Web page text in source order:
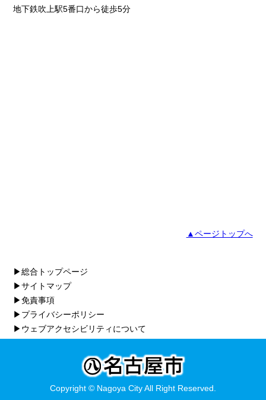
地下鉄吹上駅5番口から徒歩5分
▲ページトップへ
▶総合トップページ
▶サイトマップ
▶免責事項
▶プライバシーポリシー
▶ウェブアクセシビリティについて
Copyright © Nagoya City All Right Reserved.